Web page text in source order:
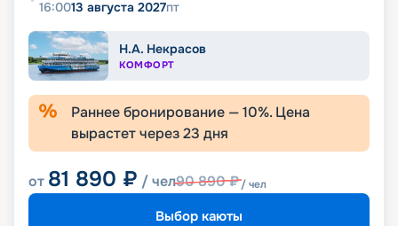
16:0013 августа 2027пт
Н.А. Некрасов
КОМФОРТ
Раннее бронирование —10%. Цена
вырастет через23 дня
от 81 890 ₽ / чел90 890₽/ чел
Выбор каюты